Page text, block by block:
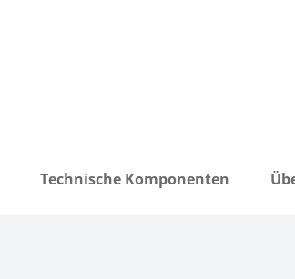
Technische Komponenten